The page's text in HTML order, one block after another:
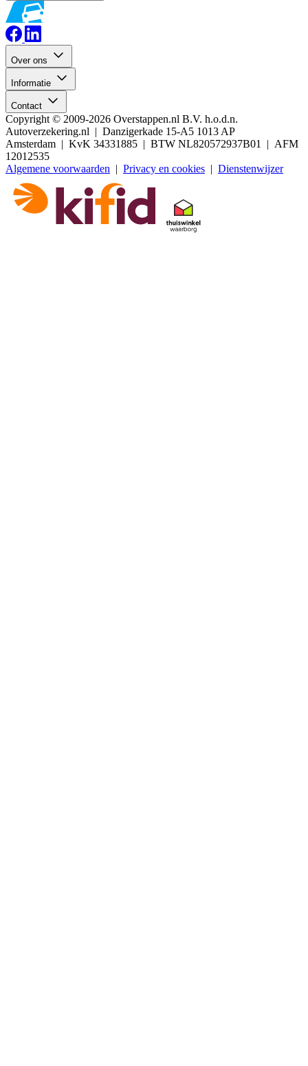
Over ons
Informatie
Contact
Copyright © 2009-2026 Overstappen.nl B.V. h.o.d.n.
Autoverzekering.nl | Danzigerkade 15-A5 1013 AP
Amsterdam | KvK 34331885 | BTW NL820572937B01 | AFM
12012535
Algemene voorwaarden | Privacy en cookies | Dienstenwijzer